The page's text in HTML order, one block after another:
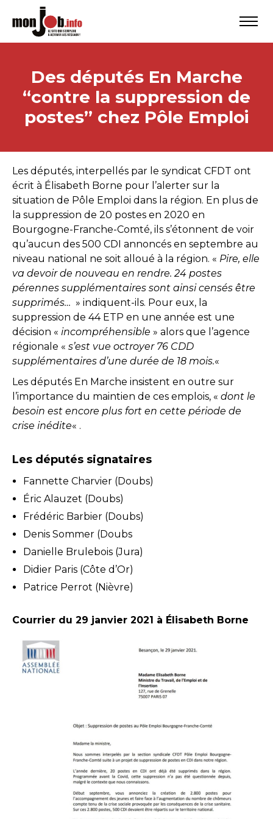
Des députés En Marche
“contre la suppression de
postes” chez Pôle Emploi
Les députés, interpellés par le syndicat CFDT ont
écrit à Élisabeth Borne pour l’alerter sur la
situation de Pôle Emploi dans la région. En plus de
la suppression de 20 postes en 2020 en
Bourgogne-Franche-Comté, ils s’étonnent de voir
qu’aucun des 500 CDI annoncés en septembre au
niveau national ne soit alloué à la région. « Pire, elle
va devoir de nouveau en rendre. 24 postes
pérennes supplémentaires sont ainsi censés être
supprimés… » indiquent-ils. Pour eux, la
suppression de 44 ETP en une année est une
décision « incompréhensible » alors que l’agence
régionale « s’est vue octroyer 76 CDD
supplémentaires d’une durée de 18 mois.«
Les députés En Marche insistent en outre sur
l’importance du maintien de ces emplois, « dont le
besoin est encore plus fort en cette période de
crise inédite« .
Les députés signataires
Fannette Charvier (Doubs)
Éric Alauzet (Doubs)
Frédéric Barbier (Doubs)
Denis Sommer (Doubs
Danielle Brulebois (Jura)
Didier Paris (Côte d’Or)
Patrice Perrot (Nièvre)
Courrier du 29 janvier 2021 à Élisabeth Borne